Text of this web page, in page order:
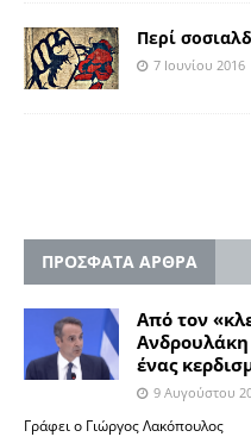
Περί
7 Ιουνίου 2016
ΠΡΟΣΦΑΤΑ ΑΡΘΡΑ
Από τον
ένας
9 Αυγούστου
Γράφει ο Γιώργος Λακόπουλος